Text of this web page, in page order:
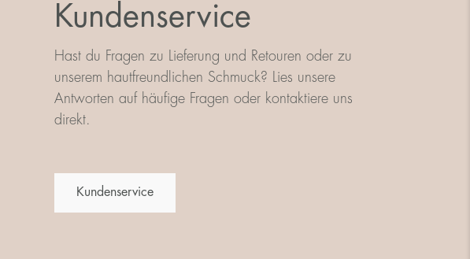
Kundenservice
Hast du Fragen zu Lieferung und Retouren oder zu
unserem hautfreundlichen Schmuck? Lies unsere
Antworten auf häufige Fragen oder kontaktiere uns
direkt.
Kundenservice